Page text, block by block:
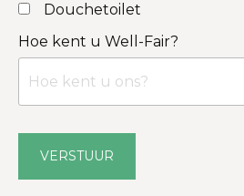
Douchetoilet
Hoe kent u Well-Fair?